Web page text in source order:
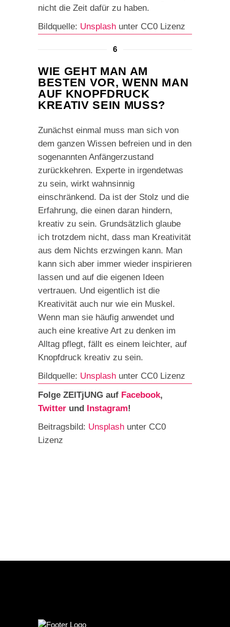
nicht die Zeit dafür zu haben.
Bildquelle: Unsplash unter CC0 Lizenz
6
WIE GEHT MAN AM
BESTEN VOR, WENN MAN
AUF KNOPFDRUCK
KREATIV SEIN MUSS?
Zunächst einmal muss man sich von
dem ganzen Wissen befreien und in den
sogenannten Anfängerzustand
zurückkehren. Experte in irgendetwas
zu sein, wirkt wahnsinnig
einschränkend. Da ist der Stolz und die
Erfahrung, die einen daran hindern,
kreativ zu sein. Grundsätzlich glaube
ich trotzdem nicht, dass man Kreativität
aus dem Nichts erzwingen kann. Man
kann sich aber immer wieder inspirieren
lassen und auf die eigenen Ideen
vertrauen. Und eigentlich ist die
Kreativität auch nur wie ein Muskel.
Wenn man sie häufig anwendet und
auch eine kreative Art zu denken im
Alltag pflegt, fällt es einem leichter, auf
Knopfdruck kreativ zu sein.
Bildquelle: Unsplash unter CC0 Lizenz
Folge ZEITjUNG auf Facebook,
Twitter und Instagram!
Beitragsbild: Unsplash unter CC0
Lizenz